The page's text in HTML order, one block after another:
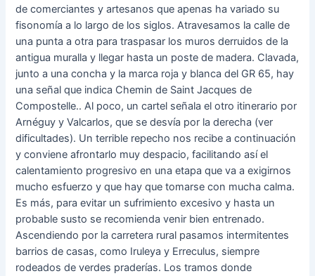
de comerciantes y artesanos que apenas ha variado su
fisonomía a lo largo de los siglos. Atravesamos la calle de
una punta a otra para traspasar los muros derruidos de la
antigua muralla y llegar hasta un poste de madera. Clavada,
junto a una concha y la marca roja y blanca del GR 65, hay
una señal que indica Chemin de Saint Jacques de
Compostelle.. Al poco, un cartel señala el otro itinerario por
Arnéguy y Valcarlos, que se desvía por la derecha (ver
dificultades). Un terrible repecho nos recibe a continuación
y conviene afrontarlo muy despacio, facilitando así el
calentamiento progresivo en una etapa que va a exigirnos
mucho esfuerzo y que hay que tomarse con mucha calma.
Es más, para evitar un sufrimiento excesivo y hasta un
probable susto se recomienda venir bien entrenado.
Ascendiendo por la carretera rural pasamos intermitentes
barrios de casas, como Iruleya y Erreculus, siempre
rodeados de verdes praderías. Los tramos donde